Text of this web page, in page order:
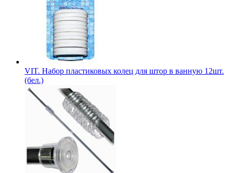
VIT. Набор пластиковых колец для штор в ванную 12шт.
(бел.)